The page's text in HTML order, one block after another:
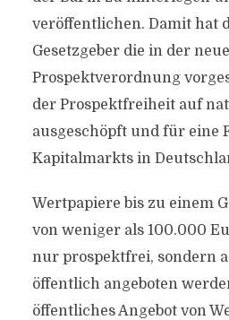
veröffentlichen. Damit hat
Gesetzgeber die in der
Prospektverordnung
der Prospektfreiheit auf
ausgeschöpft und für eine
Kapitalmarkts in
Wertpapiere bis zu einem
von weniger als 100.000
nur prospektfrei, sondern
öffentlich angeboten
öffentliches Angebot von